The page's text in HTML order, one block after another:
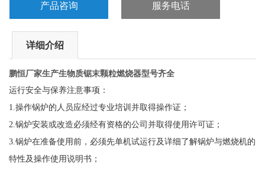
产品咨询 服务电话
详细介绍
鹏恒厂家生产生物质锯末颗粒燃烧器型号齐全
运行安全与保养注意事项：
1.操作锅炉的人员应经过专业培训并取得操作证；
2.锅炉安装或改造必须经有资格的公司并取得使用许可证；
3.锅炉在准备使用前，必须先单机试运行及详细了解锅炉与燃烧机的
特性及操作使用说明书；